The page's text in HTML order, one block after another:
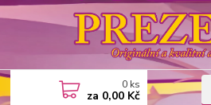
0 ks
za 0,00 Kč